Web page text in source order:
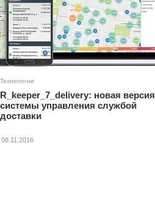
Технологии
R_keeper_7_delivery: новая версия
системы управления службой
доставки
08.11.2016